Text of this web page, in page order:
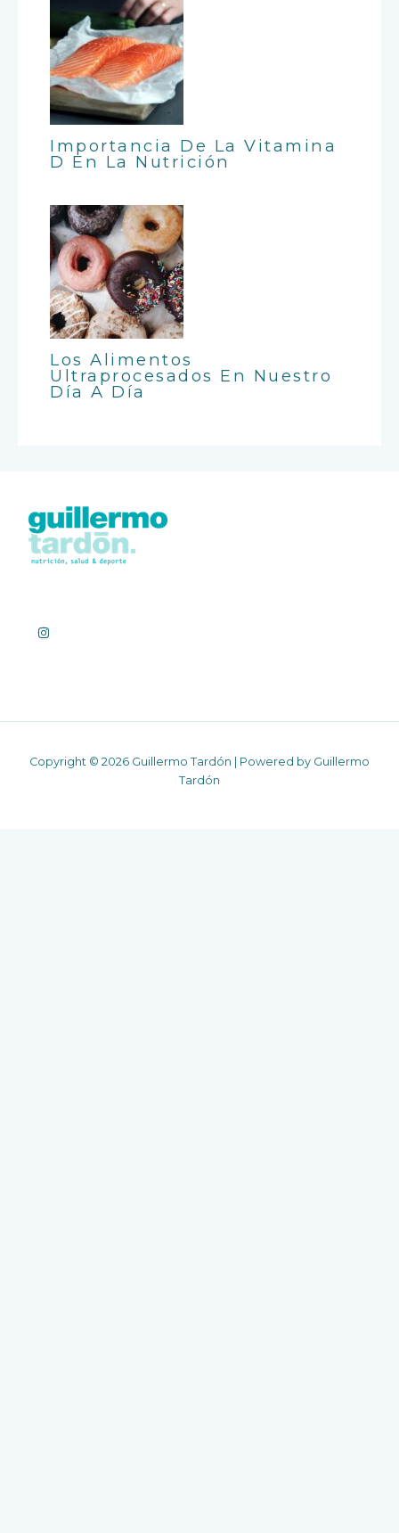
Importancia De La Vitamina
D En La Nutrición
Los Alimentos
Ultraprocesados En Nuestro
Día A Día
Copyright © 2026 Guillermo Tardón | Powered by Guillermo
Tardón